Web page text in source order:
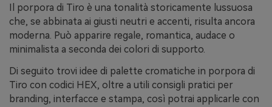
Il porpora di Tiro è una tonalità storicamente lussuosa
che, se abbinata ai giusti neutri e accenti, risulta ancora
moderna. Può apparire regale, romantica, audace o
minimalista a seconda dei colori di supporto.
Di seguito trovi idee di palette cromatiche in porpora di
Tiro con codici HEX, oltre a utili consigli pratici per
branding, interfacce e stampa, così potrai applicarle con